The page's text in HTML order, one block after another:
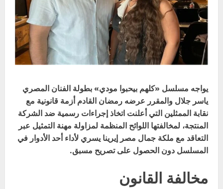
يواجه مسلسل «كلهم بيحبوا مودي» بطولة الفنان المصري
ياسر جلال والمقرر عرضه رمضان القادم أزمة قانونية مع
نقابة الممثلين التي أعلنت اتخاذ إجراءات رسمية ضد الشركة
المنتجة، لمخالفتها اللوائح المنظمة لمزاولة مهنة التمثيل عبر
التعاقد مع ملكة جمال مصر إيرينا يسري لأداء أحد الأدوار في
المسلسل دون الحصول على تصريح مسبق.
مخالفة القانون